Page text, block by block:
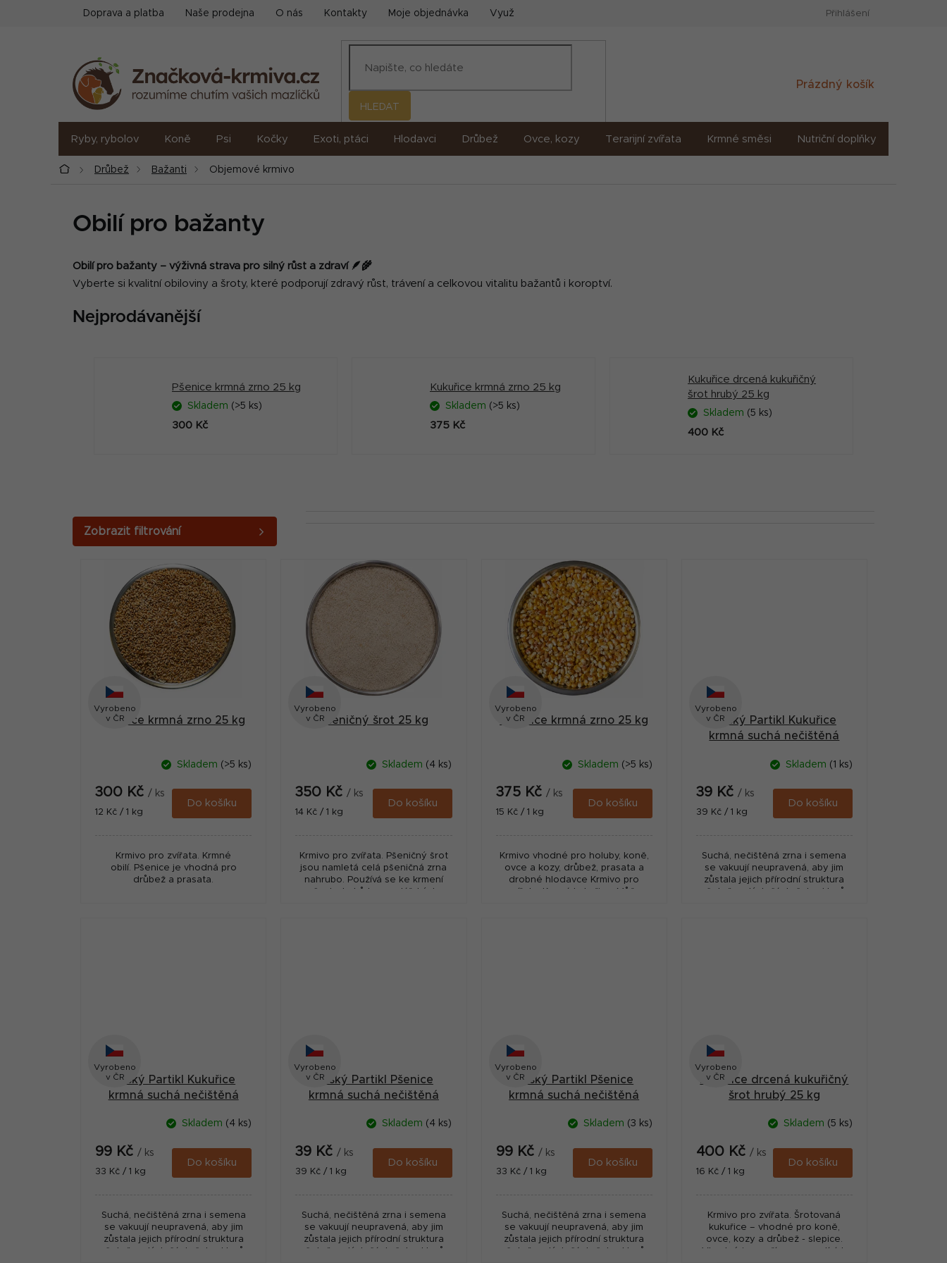
Doprava a platba Naše prodejna O nás Kontakty Moje objednávka Využití umělé inteligence (AI) Přihlášení
HLEDAT
Nákupní
Prázdný košík
Ryby, rybolov Koně Psi Kočky Exoti, ptáci Hlodavci Drůbež Ovce, kozy Terarijní zvířata Krmné směsi Nutriční doplňky
DomůDrůbež Bažanti Objemové krmivo
Obilí pro bažanty
Obilí pro bažanty – výživná strava pro silný růst a zdraví 🪶🌾
Vyberte si kvalitní obiloviny a šroty, které podporují zdravý růst, trávení a celkovou vitalitu bažantů i koroptví.
Nejprodávanější
Pšenice krmná zrno 25 kg
Skladem (>5 ks)
300 Kč
Kukuřice krmná zrno 25 kg
Skladem (>5 ks)
375 Kč
Kukuřice drcená kukuřičný
šrot hrubý 25 kg
Skladem (5 ks)
400 Kč
o
Vyrobeno
v ČR
Pšenice krmná zrno 25 kg
Skladem (>5 ks)
300 Kč / ks
Měrná
12 Kč / 1 kg
Do košíku
Krmivo pro zvířata. Krmné
obilí. Pšenice je vhodná pro
drůbež a prasata.
Vyrobeno
v ČRPšeničný šrot 25 kg
Skladem (4 ks)
350 Kč/ ks
Měrná
14 Kč / 1 kg
Do košíku
Krmivo pro zvířata. Pšeničný šrot
jsou namletá celá pšeničná zrna
nahrubo. Používá se ke krmení
Vyrobeno
v ČR
Kukuřice krmná zrno 25 kg
Skladem (>5 ks)
375 Kč / ks
Měrná
15 Kč / 1 kg
Do košíku
Krmivo vhodné pro holuby, koně,
ovce a kozy, drůbež, prasata a
drobné hlodavce Krmivo pro
Vyrobeno
v ČR
Český Partikl Kukuřice
krmná suchá nečištěná
Skladem (1 ks)
39 Kč / ks
Měrná
39 Kč / 1 kg
Do košíku
Suchá, nečištěná zrna i semena
se vakuují neupravená, aby jim
zůstala jejich přírodní struktura
Vyrobeno
v ČRČeský Partikl Kukuřice
krmná suchá nečištěná
Skladem (4 ks)
99 Kč / ks
Měrná
33 Kč / 1 kg
Do košíku
Suchá, nečištěná zrna i semena
se vakuují neupravená, aby jim
zůstala jejich přírodní struktura
včetně malých částeček z klasů.
Vyrobeno
v ČRČeský Partikl Pšenice
krmná suchá nečištěná
Skladem (4 ks)
39 Kč / ks
Měrná
39 Kč / 1 kg
Do košíku
Suchá, nečištěná zrna i semena
se vakuují neupravená, aby jim
zůstala jejich přírodní struktura
včetně malých částeček z klasů.
Vyrobeno
v ČRČeský Partikl Pšenice
krmná suchá nečištěná
Skladem (3 ks)
99 Kč / ks
Měrná
33 Kč / 1 kg
Do košíku
Suchá, nečištěná zrna i semena
se vakuují neupravená, aby jim
zůstala jejich přírodní struktura
včetně malých částeček z klasů.
Vyrobeno
v ČR
Kukuřice drcená kukuřičný
šrot hrubý 25 kg
Skladem (5 ks)
400 Kč / ks
Měrná
16 Kč / 1 kg
Do košíku
Krmivo pro zvířata. Šrotovaná
kukuřice – vhodné pro koně,
ovce, kozy a drůbež - slepice.
Vhodné i pro přípravu vnadících